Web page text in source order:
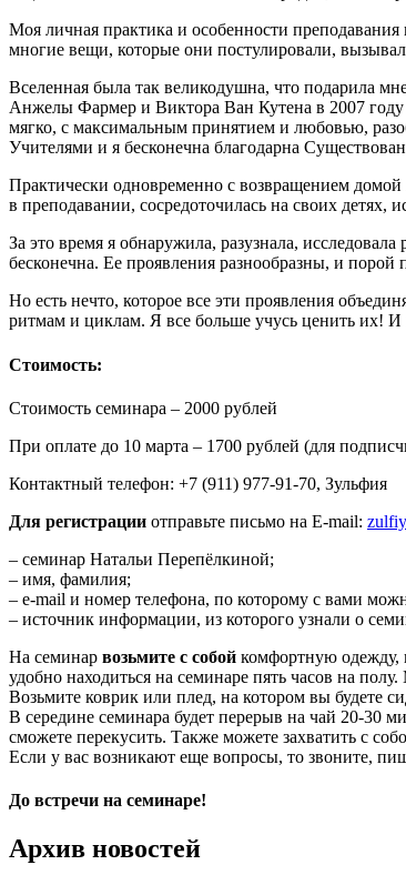
Моя личная практика и особенности
многие вещи, которые они постулировали,
Вселенная была так великодушна, что подарила
Анжелы Фармер и Виктора Ван Кутена в 2007 году
мягко, с максимальным принятием и любовью,
Учителями и я бесконечна благодарна
Практически одновременно с возвращением домой
в преподавании, сосредоточилась на своих
За это время я обнаружила, разузнала,
бесконечна. Ее проявления разнообразны, и
Но есть нечто, которое все эти проявления
ритмам и циклам. Я все больше учусь ценить их! И
Стоимость:
Стоимость семинара – 2000 рублей
При оплате до 10 марта – 1700 рублей (для
Контактный телефон: +7 (911) 977-91-70, Зульфия
Для регистрации отправьте письмо на E-mail:
– семинар Натальи Перепёлкиной;
– имя, фамилия;
– e-mail и номер телефона, по которому с вами
– источник информации, из которого узнали о
На семинар возьмите с собой комфортную одежду,
удобно находиться на семинаре пять часов на
Возьмите коврик или плед, на котором вы будете
В середине семинара будет перерыв на чай 20-30
сможете перекусить. Также можете захватить с
Если у вас возникают еще вопросы, то звоните,
До встречи на семинаре!
Архив новостей